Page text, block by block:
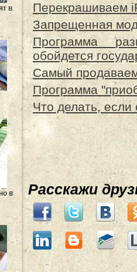
в
в
Перекрашиваем
Запрещенная
Программа
обойдется
Самый
Программа
Что делать,
Расскажи